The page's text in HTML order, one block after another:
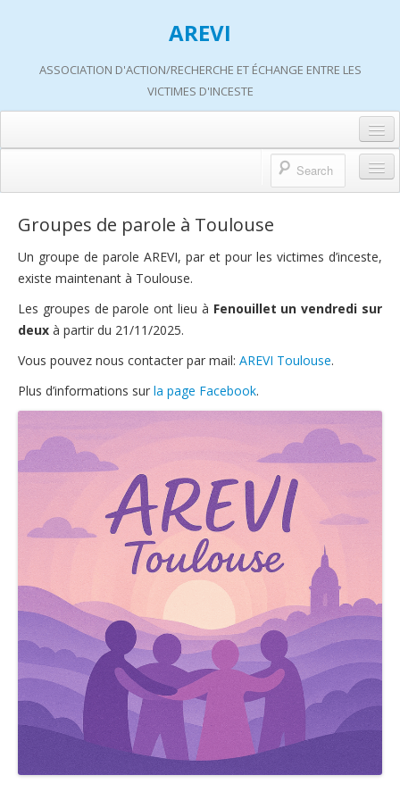
AREVI
ASSOCIATION D'ACTION/RECHERCHE ET ÉCHANGE ENTRE LES
VICTIMES D'INCESTE
A propos d’AREVI
Les groupes de paroles
Les ateliers
S’informer
Adhérer
Nous soutenir
Nous contacter
Politique de cookies (UE)
Qui sommes-nous ?
Historique de nos actions
Adhérer
Nous faire connaître
Dépliant de présentation
Les groupes de paroles
Fonctionnement des groupes de parole
Groupes de parole à Paris
Groupes de parole à Rouen
Groupes de parole à Toulouse
Groupes de parole en distanciel/visioconférence
Compte rendu des groupes de paroles
Thèmes abordés lors des groupes de parole
Groupes de parole à Toulouse
Un groupe de parole AREVI, par et pour les victimes d’inceste,
existe maintenant à Toulouse.
Les groupes de parole ont lieu à Fenouillet un vendredi sur
deux à partir du 21/11/2025.
Vous pouvez nous contacter par mail: AREVI Toulouse.
Plus d’informations sur la page Facebook.